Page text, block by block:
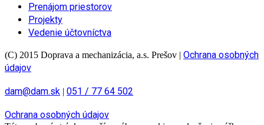
Prenájom priestorov
Projekty
Vedenie účtovníctva
(C) 2015 Doprava a mechanizácia, a.s. Prešov | Ochrana osobných
údajov
dam@dam.sk | 051 / 77 64 502
Ochrana osobných údajov